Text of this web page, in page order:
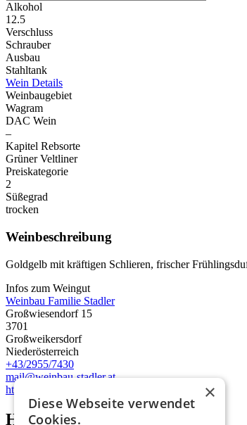
Alkohol
12.5
Verschluss
Schrauber
Ausbau
Stahltank
Wein Details
Weinbaugebiet
Wagram
DAC Wein
–
Kapitel Rebsorte
Grüner Veltliner
Preiskategorie
2
Süßegrad
trocken
Weinbeschreibung
Goldgelb mit kräftigen Schlieren, frischer
Infos zum Weingut
Weinbau Familie Stadler
Großwiesendorf 15
3701
Großweikersdorf
Niederösterreich
+43/2955/7430
mail@weinbau-stadler.at
http://www.weinbau-stadler.at
Homepage advert block
×
Diese Webseite verwendet
Cookies.